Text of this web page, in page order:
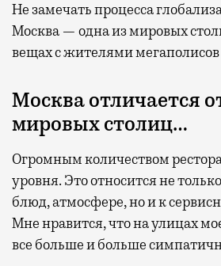
Не замечать процесса
Москва — одна из мировых
вещах с жителями
Москва отличается
мировых столиц…
Огромным количеством
уровня. Это относится не
блюд, атмосфере, но и к
Мне нравится, что на улицах
все больше и больше